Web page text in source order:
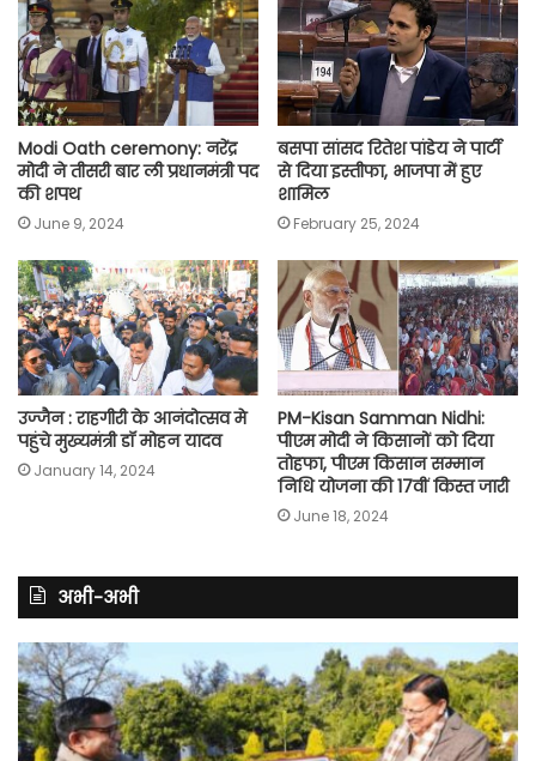
o
k
p
p
r
a
m
n
k
Modi Oath ceremony: नरेंद्र
मोदी ने तीसरी बार ली प्रधानमंत्री पद
की शपथ
June 9, 2024
बसपा सांसद रितेश पांडेय ने पार्टी
से दिया इस्तीफा, भाजपा में हुए
शामिल
February 25, 2024
उज्जैन : राहगीरी के आनंदोत्सव मे
पहुंचे मुख्यमंत्री डॉ मोहन यादव
January 14, 2024
PM-Kisan Samman Nidhi:
पीएम मोदी ने किसानों को दिया
तोहफा, पीएम किसान सम्मान
निधि योजना की 17वीं किस्त जारी
June 18, 2024
अभी-अभी